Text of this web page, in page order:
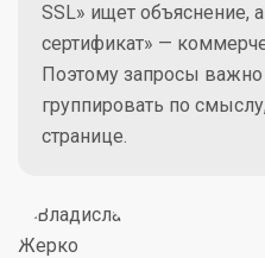
SSL» ищет объяснение,
сертификат» —
Поэтому запросы важно
группировать по
странице.